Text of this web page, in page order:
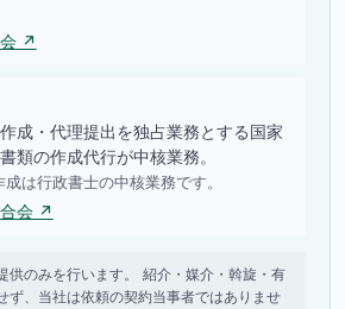
会 ↗
成・代理提出を独占業務とする国家
類の作成代行が中核業務。
は行政書士の中核業務です。
会 ↗
供のみを行います。 紹介・媒介・斡旋・有
ず、当社は依頼の契約当事者ではありませ